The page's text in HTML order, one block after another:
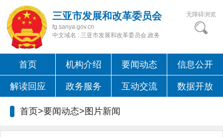
三亚市发展和改革委员会
fg.sanya.gov.cn
中文域名 : 三亚市发展和改革委员会.政务
无障碍浏览
首页 机构介绍 要闻动态 信息公开
解读回应 政务服务 互动交流 数据开放
首页>要闻动态>图片新闻